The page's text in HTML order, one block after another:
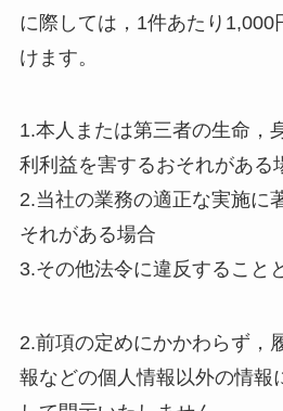
に際しては，1件あたり1,000
けます。
1.本人または第三者の生命，
利利益を害するおそれがある
2.当社の業務の適正な実施に
それがある場合
3.その他法令に違反すること
2.前項の定めにかかわらず，
報などの個人情報以外の情報